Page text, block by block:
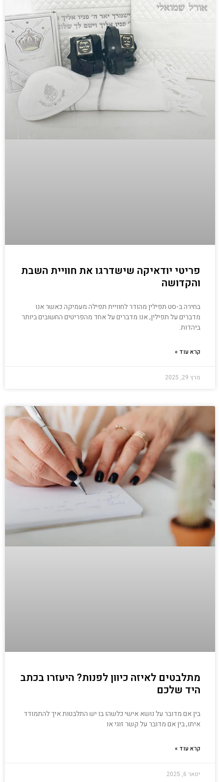
פריטי יודאיקה שישדרגו את חוויית השבת
והקדושה
בחירה ב-סט תפילין מהודר לחוויית תפילה מעמיקה כאשר אנו
מדברים על תפילין, אנו מדברים על אחד מהפריטים החשובים ביותר
ביהדות.
קרא עוד »
מרץ 29, 2025
מתלבטים לאיזה כיוון לפנות? היעזרו בכתב
היד שלכם
בין אם מדובר על נושא אישי כלשהו בו יש התלבטות איך להתמודד
איתו, בין אם מדובר על קשר זוגי או
קרא עוד »
ינואר 6, 2025